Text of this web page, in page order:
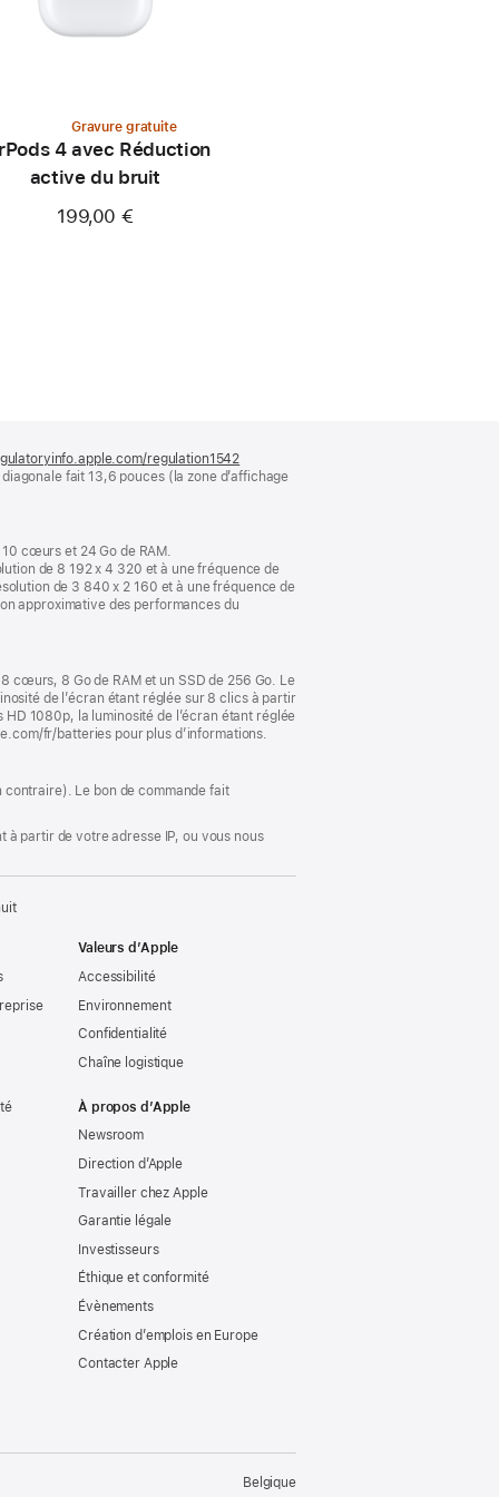
Gravure gratuite
4 avec Réduction
active du bruit
199,00 €
regulation1542
dans
fait 13,6 pouces (la zone d’affichage
cœurs et 24 Go de RAM.
de 8 192 x 4 320 et à une fréquence de
de 3 840 x 2 160 et à une fréquence de
approximative des performances du
cœurs, 8 Go de RAM et un SSD de 256 Go. Le
de l’écran étant réglée sur 8 clics à partir
1080p, la luminosité de l’écran étant réglée
fr/batteries pour plus d’informations.
contraire). Le bon de commande fait
partir de votre adresse IP, ou vous nous
Valeurs d’Apple
Accessibilité
Environnement
Confidentialité
Chaîne logistique
À propos d’Apple
Newsroom
Direction d’Apple
Travailler chez Apple
Garantie légale
Investisseurs
Éthique et conformité
Évènements
Création d’emplois en Europe
Contacter Apple
Belgique